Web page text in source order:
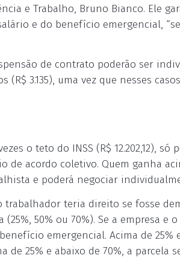
e Trabalho, Bruno Bianco. Ele
e do benefício emergencial,
de contrato poderão ser
3.135), uma vez que nesses
o teto do INSS (R$ 12.202,12), só
acordo coletivo. Quem ganha
e poderá negociar
teria direito se fosse
50% ou 70%). Se a empresa e
emergencial. Acima de 25%
25% e abaixo de 70%, a parcela